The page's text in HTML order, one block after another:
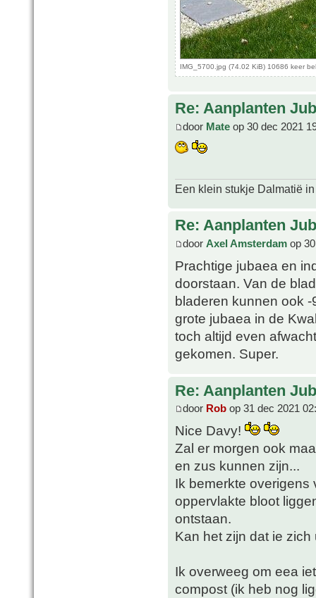
IMG_5700.jpg (74.02 KiB) 10686 keer
Re: Aanplanten
door Mate op 30 dec 2021
Een klein stukje Dalmatië
Re: Aanplanten
door Axel Amsterdam op
Prachtige jubaea en
doorstaan. Van de
bladeren kunnen ook
grote jubaea in de
toch altijd even
gekomen. Super.
Re: Aanplanten
door Rob op 31 dec 2021
Nice Davy!
Zal er morgen ook
en zus kunnen zijn...
Ik bemerkte overigens
oppervlakte bloot
ontstaan.
Kan het zijn dat ie
Ik overweeg om eea
compost (ik heb nog